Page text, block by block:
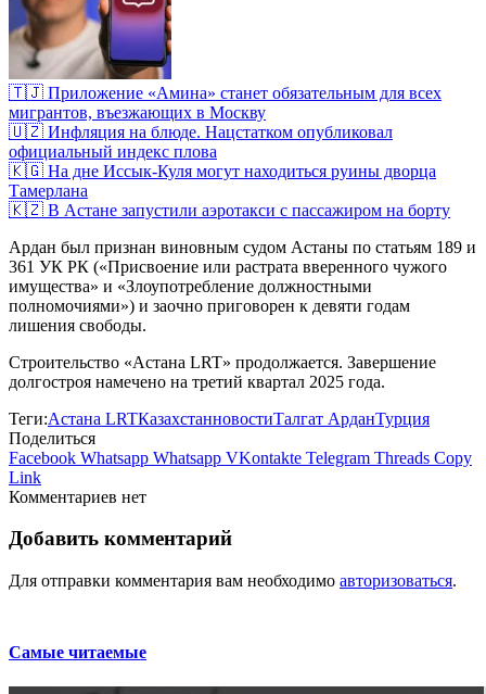
🇹🇯 Приложение «Амина» станет обязательным для всех
мигрантов, въезжающих в Москву
🇺🇿 Инфляция на блюде. Нацстатком опубликовал
официальный индекс плова
🇰🇬 На дне Иссык-Куля могут находиться руины дворца
Тамерлана
🇰🇿 В Астане запустили аэротакси с пассажиром на борту
Ардан был признан виновным судом Астаны по статьям 189 и
361 УК РК («Присвоение или растрата вверенного чужого
имущества» и «Злоупотребление должностными
полномочиями») и заочно приговорен к девяти годам
лишения свободы.
Строительство «Астана LRT» продолжается. Завершение
долгостроя намечено на третий квартал 2025 года.
Теги:Астана LRTКазахстанновостиТалгат АрданТурция
Поделиться
Facebook Whatsapp Whatsapp VKontakte Telegram Threads Copy
Link
Комментариев нет
Добавить комментарий
Для отправки комментария вам необходимо авторизоваться.
Самые читаемые